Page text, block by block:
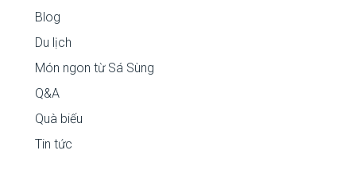
Blog
Du lịch
Món ngon từ Sá Sùng
Q&A
Quà biếu
Tin tức